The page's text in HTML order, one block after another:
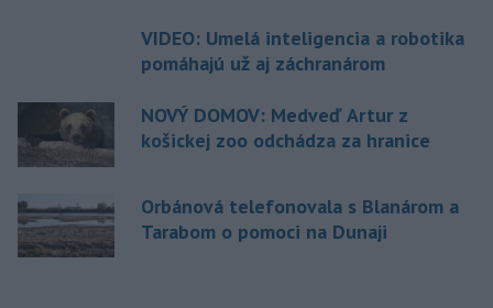
VIDEO: Umelá inteligencia a robotika
pomáhajú už aj záchranárom
NOVÝ DOMOV: Medveď Artur z
košickej zoo odchádza za hranice
Orbánová telefonovala s Blanárom a
Tarabom o pomoci na Dunaji